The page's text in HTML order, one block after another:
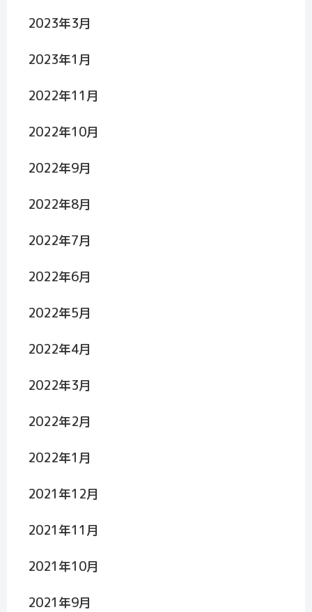
2023年3月
2023年1月
2022年11月
2022年10月
2022年9月
2022年8月
2022年7月
2022年6月
2022年5月
2022年4月
2022年3月
2022年2月
2022年1月
2021年12月
2021年11月
2021年10月
2021年9月